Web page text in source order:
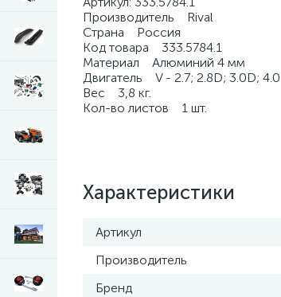
Производитель Rival
Страна Россия
Код товара 333.5784.1
Материал Алюминий 4 мм
Двигатель V - 2.7; 2.8D; 3.0D; 4.0
Вес 3,8 кг.
Кол-во листов 1 шт.
Характеристики
Артикул
Производитель
Бренд